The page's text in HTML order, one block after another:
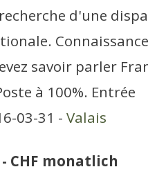
d'une
savoir parler
à 100%. Entrée
03-31 - Valais
- CHF monatlich